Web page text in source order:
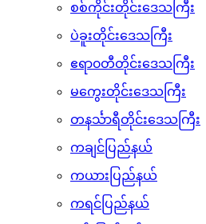
စစ်ကိုင်းတိုင်းဒေသကြီး
ပဲခူးတိုင်းဒေသကြီး
ဧရာ၀တီတိုင်းဒေသကြီး
မကွေးတိုင်းဒေသကြီး
တနင်္သာရီတိုင်းဒေသကြီး
ကချင်ပြည်နယ်
ကယားပြည်နယ်
ကရင်ပြည်နယ်